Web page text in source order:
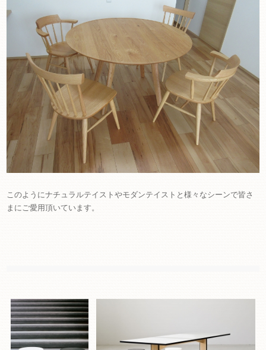
このようにナチュラルテイストやモダンテイストと様々なシーンで皆さ
まにご愛用頂いています。